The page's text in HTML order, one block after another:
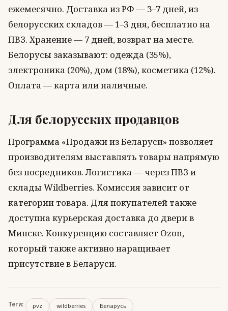
ежемесячно. Доставка из РФ — 3–7 дней, из
белорусских складов — 1–3 дня, бесплатно на
ПВЗ. Хранение — 7 дней, возврат на месте.
Белорусы заказывают: одежда (35%),
электроника (20%), дом (18%), косметика (12%).
Оплата — карта или наличные.
Для белорусских продавцов
Программа «Продажи из Беларуси» позволяет
производителям выставлять товары напрямую
без посредников. Логистика — через ПВЗ и
склады Wildberries. Комиссия зависит от
категории товара. Для покупателей также
доступна курьерская доставка до двери в
Минске. Конкуренцию составляет Ozon,
который также активно наращивает
присутствие в Беларуси.
Теги: pvz wildberries Беларусь